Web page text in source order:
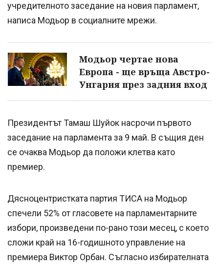
учредителното заседание на новия парламент,
написа Модьор в социалните мрежи.
Модьор чертае нова
Европа - ще връща Австро-
Унгария през задния вход
Президентът Тамаш Шуйок насрочи първото
заседание на парламента за 9 май. В същия ден
се очаква Модьор да положи клетва като
премиер.
Дясноцентристката партия ТИСА на Модьор
спечели 52% от гласовете на парламентарните
избори, произведени по-рано този месец, с което
сложи край на 16-годишното управление на
премиера Виктор Орбан. Съгласно избирателната